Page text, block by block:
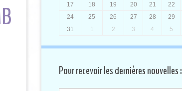
17
18 19 20 21 22
24
25 26 27 28 29
31
1 2 3 4 5
Pour recevoir les dernières nouvelles :